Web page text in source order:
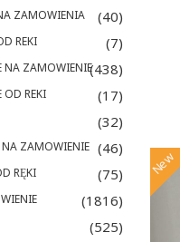
ZAMOWIENIA (40)
REKI (7)
NA ZAMOWIENIE(438)
OD REKI (17)
(32)
ZAMOWIENIE (46)
RĘKI (75)
(1816)
(525)
New